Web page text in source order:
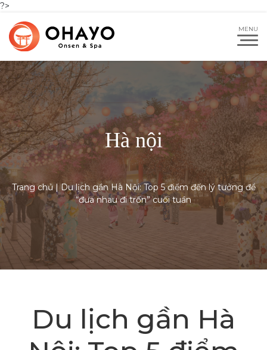
?>
Hà nội
Trang chủ|Du lịch gần Hà Nội: Top 5 điểm đến lý tưởng để
“đưa nhau đi trốn” cuối tuần
Du lịch gần Hà